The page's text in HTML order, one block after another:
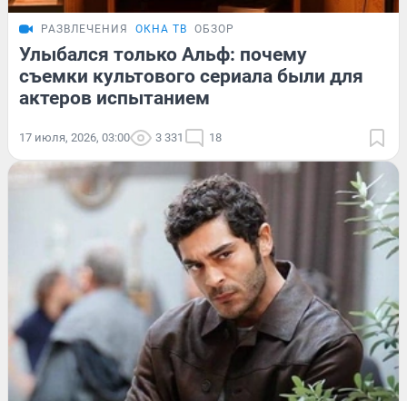
РАЗВЛЕЧЕНИЯ ОКНА ТВ ОБЗОР
Улыбался только Альф: почему
съемки культового сериала были для
актеров испытанием
17 июля, 2026, 03:00 3 331 18